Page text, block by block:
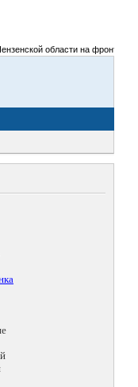
области на фронты